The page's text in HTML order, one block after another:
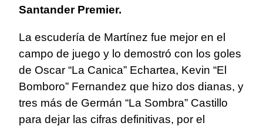
Santander Premier.
La escudería de Martínez fue mejor en el
campo de juego y lo demostró con los goles
de Oscar “La Canica” Echartea, Kevin “El
Bomboro” Fernandez que hizo dos dianas, y
tres más de Germán “La Sombra” Castillo
para dejar las cifras definitivas, por el